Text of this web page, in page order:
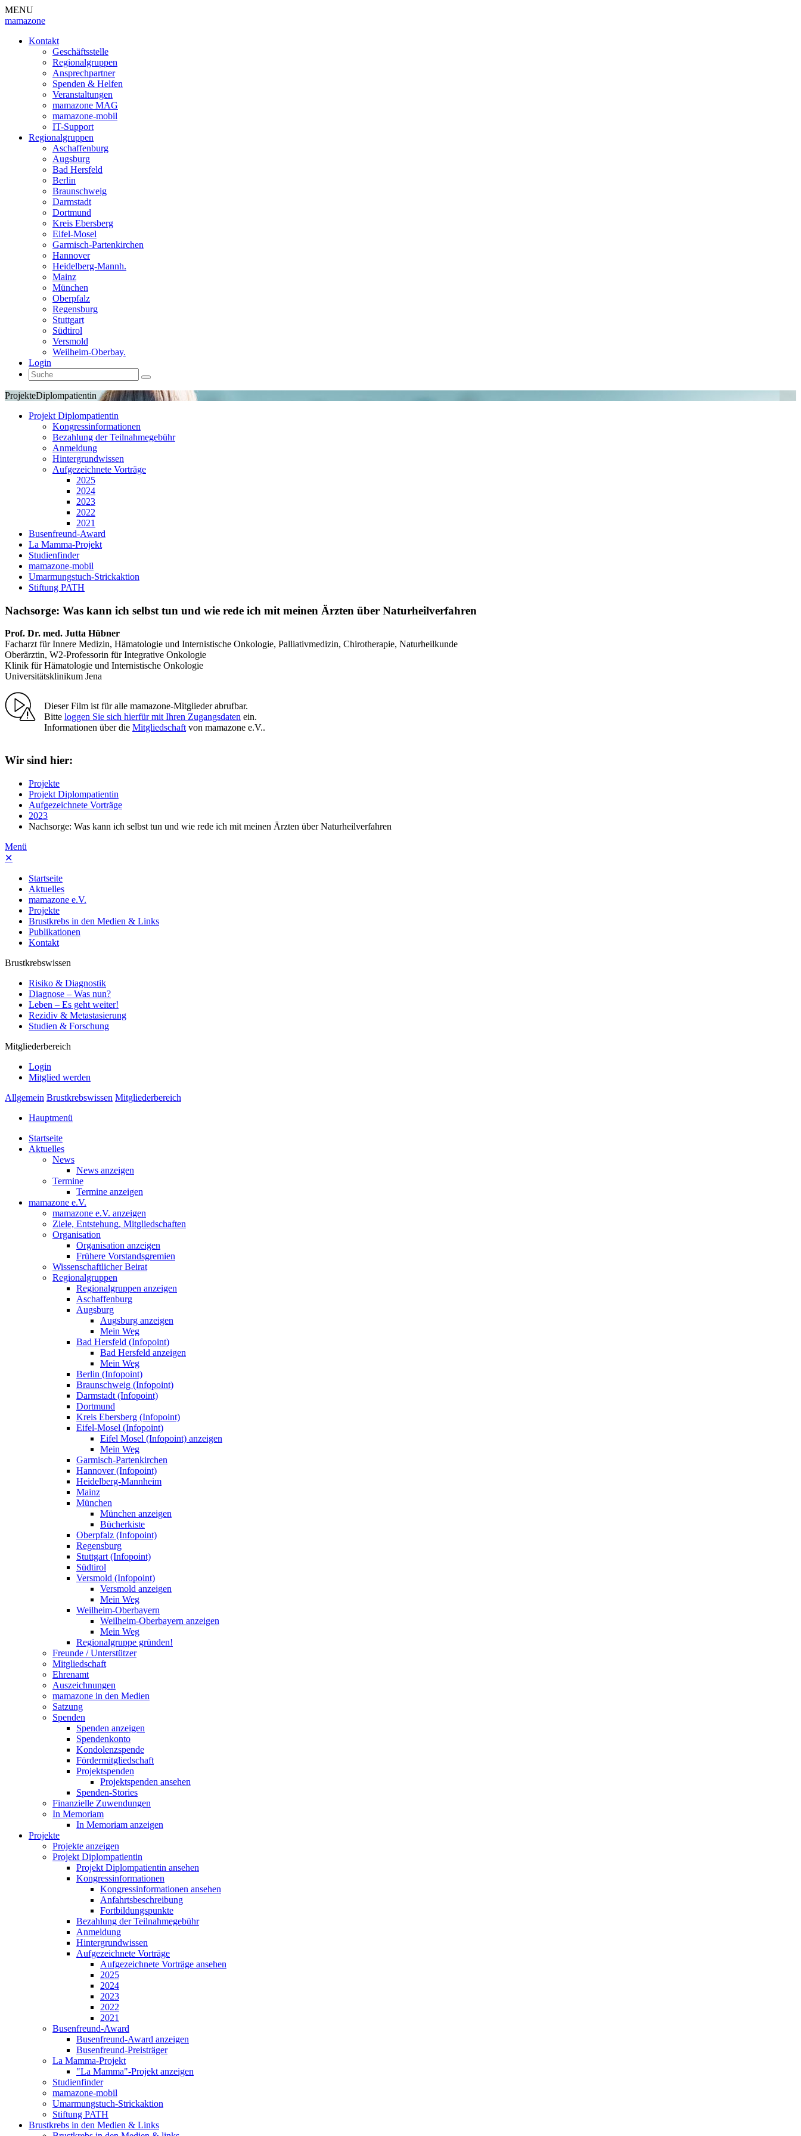
MENU
mamazone
Kontakt
Geschäftsstelle
Regionalgruppen
Ansprechpartner
Spenden & Helfen
Veranstaltungen
mamazone MAG
mamazone-mobil
IT-Support
Regionalgruppen
Aschaffenburg
Augsburg
Bad Hersfeld
Berlin
Braunschweig
Darmstadt
Dortmund
Kreis Ebersberg
Eifel-Mosel
Garmisch-Partenkirchen
Hannover
Heidelberg-Mannh.
Mainz
München
Oberpfalz
Regensburg
Stuttgart
Südtirol
Versmold
Weilheim-Oberbay.
Login
ProjekteDiplompatientin
Projekt Diplompatientin
Kongressinformationen
Bezahlung der Teilnahmegebühr
Anmeldung
Hintergrundwissen
Aufgezeichnete Vorträge
2025
2024
2023
2022
2021
Busenfreund-Award
La Mamma-Projekt
Studienfinder
mamazone-mobil
Umarmungstuch-Strickaktion
Stiftung PATH
Nachsorge: Was kann ich selbst tun und wie rede ich mit meinen Ärzten über Naturheilverfahren
Prof. Dr. med. Jutta Hübner
Facharzt für Innere Medizin, Hämatologie und Internistische Onkologie, Palliativmedizin, Chirotherapie, Naturheilkunde
Oberärztin, W2-Professorin für Integrative Onkologie
Klinik für Hämatologie und Internistische Onkologie
Universitätsklinikum Jena
Dieser Film ist für alle mamazone-Mitglieder abrufbar.
Bitte loggen Sie sich hierfür mit Ihren Zugangsdaten ein.
Informationen über die Mitgliedschaftvon mamazone e.V..
Wir sind hier:
Projekte
Projekt Diplompatientin
Aufgezeichnete Vorträge
2023
Nachsorge: Was kann ich selbst tun und wie rede ich mit meinen Ärzten über Naturheilverfahren
Menü
✕
Startseite
Aktuelles
mamazone e.V.
Projekte
Brustkrebs in den Medien & Links
Publikationen
Kontakt
Brustkrebswissen
Risiko & Diagnostik
Diagnose – Was nun?
Leben – Es geht weiter!
Rezidiv & Metastasierung
Studien & Forschung
Mitgliederbereich
Login
Mitglied werden
Allgemein Brustkrebswissen Mitgliederbereich
Hauptmenü
Startseite
Aktuelles
News
News anzeigen
Termine
Termine anzeigen
mamazone e.V.
mamazone e.V. anzeigen
Ziele, Entstehung, Mitgliedschaften
Organisation
Organisation anzeigen
Frühere Vorstandsgremien
Wissenschaftlicher Beirat
Regionalgruppen
Regionalgruppen anzeigen
Aschaffenburg
Augsburg
Augsburg anzeigen
Mein Weg
Bad Hersfeld (Infopoint)
Bad Hersfeld anzeigen
Mein Weg
Berlin (Infopoint)
Braunschweig (Infopoint)
Darmstadt (Infopoint)
Dortmund
Kreis Ebersberg (Infopoint)
Eifel-Mosel (Infopoint)
Eifel Mosel (Infopoint) anzeigen
Mein Weg
Garmisch-Partenkirchen
Hannover (Infopoint)
Heidelberg-Mannheim
Mainz
München
München anzeigen
Bücherkiste
Oberpfalz (Infopoint)
Regensburg
Stuttgart (Infopoint)
Südtirol
Versmold (Infopoint)
Versmold anzeigen
Mein Weg
Weilheim-Oberbayern
Weilheim-Oberbayern anzeigen
Mein Weg
Regionalgruppe gründen!
Freunde / Unterstützer
Mitgliedschaft
Ehrenamt
Auszeichnungen
mamazone in den Medien
Satzung
Spenden
Spenden anzeigen
Spendenkonto
Kondolenzspende
Fördermitgliedschaft
Projektspenden
Projektspenden ansehen
Spenden-Stories
Finanzielle Zuwendungen
In Memoriam
In Memoriam anzeigen
Projekte
Projekte anzeigen
Projekt Diplompatientin
Projekt Diplompatientin ansehen
Kongressinformationen
Kongressinformationen ansehen
Anfahrtsbeschreibung
Fortbildungspunkte
Bezahlung der Teilnahmegebühr
Anmeldung
Hintergrundwissen
Aufgezeichnete Vorträge
Aufgezeichnete Vorträge ansehen
2025
2024
2023
2022
2021
Busenfreund-Award
Busenfreund-Award anzeigen
Busenfreund-Preisträger
La Mamma-Projekt
"La Mamma"-Projekt anzeigen
Studienfinder
mamazone-mobil
Umarmungstuch-Strickaktion
Stiftung PATH
Brustkrebs in den Medien & Links